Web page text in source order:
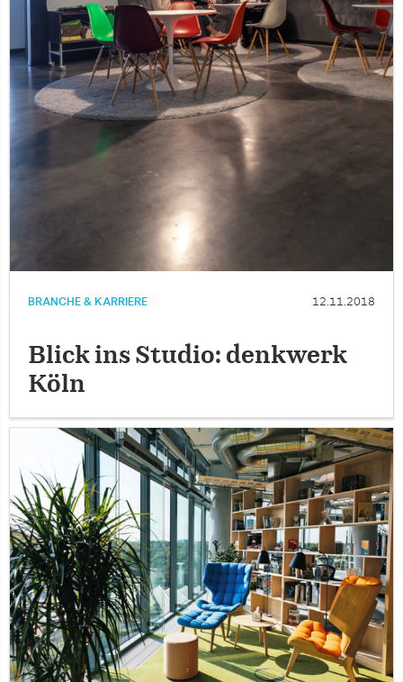
BRANCHE & KARRIERE 12.11.2018
Blick ins Studio: denkwerk
Köln